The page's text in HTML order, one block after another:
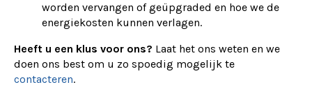
worden vervangen of geüpgraded en hoe we de
energiekosten kunnen verlagen.
Heeft u een klus voor ons? Laat het ons weten en we
doen ons best om u zo spoedig mogelijk te
contacteren.